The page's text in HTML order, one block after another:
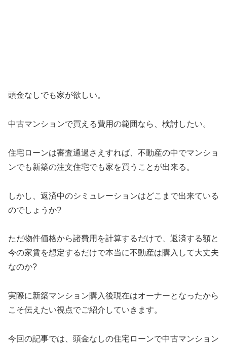
頭金なしでも家が欲しい。
中古マンションで買える費用の範囲なら、検討したい。
住宅ローンは審査通過さえすれば、不動産の中でマンショ
ンでも新築の注文住宅でも家を買うことが出来る。
しかし、返済中のシミュレーションはどこまで出来ている
のでしょうか?
ただ物件価格から諸費用を計算するだけで、返済する額と
今の家賃を想定するだけで本当に不動産は購入して大丈夫
なのか?
実際に新築マンション購入後現在はオーナーとなったから
こそ伝えたい視点でご紹介していきます。
今回の記事では、頭金なしの住宅ローンで中古マンション